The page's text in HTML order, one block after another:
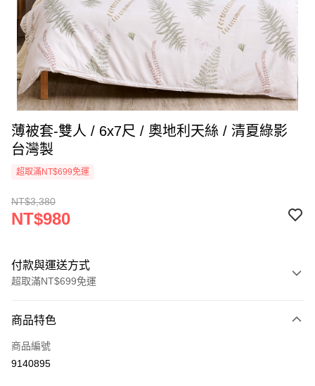
薄被套-雙人 / 6x7尺 / 奧地利天絲 / 清夏綠影
台灣製
超取滿NT$699免運
NT$3,380
NT$980
付款與運送方式
超取滿NT$699免運
信用卡一次付款
信用卡分期付款
商品特色
商品編號
9140895